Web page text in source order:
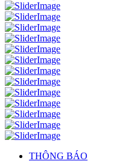
THÔNG BÁO